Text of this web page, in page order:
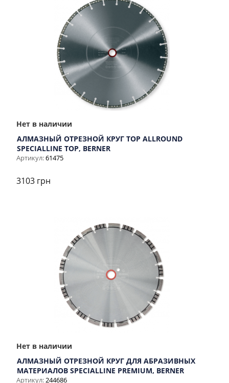
Нет в наличии
АЛМАЗНЫЙ ОТРЕЗНОЙ КРУГ TOP ALLROUND
SPECIALLINE TOP, BERNER
Артикул:61475
3103 грн
Нет в наличии
АЛМАЗНЫЙ ОТРЕЗНОЙ КРУГ ДЛЯ АБРАЗИВНЫХ
МАТЕРИАЛОВ SPECIALLINE PREMIUM, BERNER
Артикул:244686